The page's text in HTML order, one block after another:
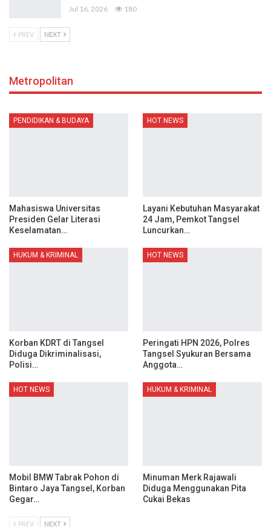
Jul 16, 2026 180
PREV NEXT
Metropolitan
PENDIDIKAN & BUDAYA
Mahasiswa Universitas
Presiden Gelar Literasi
Keselamatan…
HOT NEWS
Layani Kebutuhan Masyarakat
24 Jam, Pemkot Tangsel
Luncurkan…
HUKUM & KRIMINAL
Korban KDRT di Tangsel
Diduga Dikriminalisasi,
Polisi…
HOT NEWS
Peringati HPN 2026, Polres
Tangsel Syukuran Bersama
Anggota…
HOT NEWS
Mobil BMW Tabrak Pohon di
Bintaro Jaya Tangsel, Korban
Gegar…
HUKUM & KRIMINAL
Minuman Merk Rajawali
Diduga Menggunakan Pita
Cukai Bekas
PREV NEXT